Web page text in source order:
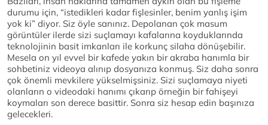
durumu için, “istedikleri kadar fişlesinler, benim yanlış işim
yok ki” diyor. Siz öyle sanınız. Depolanan çok masum
görüntüler ilerde sizi suçlamayı kafalarına koyduklarında
teknolojinin basit imkanları ile korkunç silaha dönüşebilir.
Mesela on yıl evvel bir kafede yakın bir akraba hanımla bir
sohbetiniz videoya alınıp dosyanıza konmuş. Siz daha sonra
çok önemli mevkilere yükselmişsiniz. Sizi suçlamaya niyeti
olanların o videodaki hanımı çıkarıp örneğin bir fahişeyi
koymaları son derece basittir. Sonra siz hesap edin başınıza
gelecekleri.